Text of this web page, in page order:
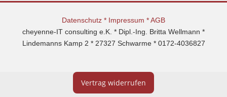
Datenschutz * Impressum *AGB
cheyenne-IT consulting e.K. * Dipl.-Ing. Britta Wellmann *
Lindemanns Kamp 2 * 27327 Schwarme * 0172-4036827
Vertrag widerrufen